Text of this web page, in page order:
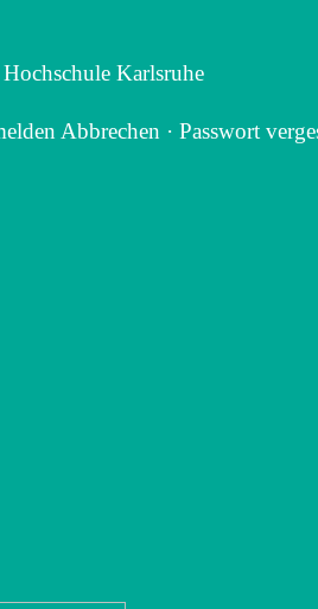
Karlsruhe
Abbrechen · Passwort